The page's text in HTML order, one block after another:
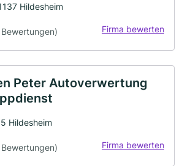
Hildesheim
Firma bewerten
Peter Autoverwertung
Hildesheim
Firma bewerten